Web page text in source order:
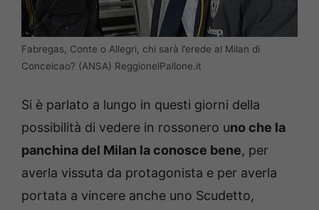
Fabregas, Conte o Allegri, chi sarà l’erede al Milan di
Conceicao? (ANSA) ReggionelPallone.it
Si è parlato a lungo in questi giorni della
possibilità di vedere in rossonero uno che la
panchina del Milan la conosce bene, per
averla vissuta da protagonista e per averla
portata a vincere anche uno Scudetto,